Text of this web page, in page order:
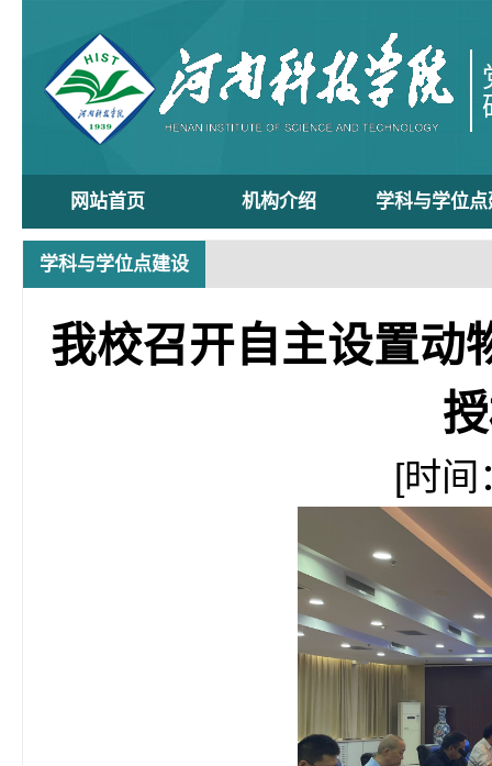
网站首页 机构介绍 学科与学位点
学科与学位点建设
我校召开自主设置动
[时间